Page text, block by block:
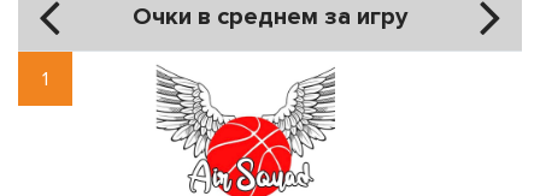
Очки в среднем за игру
1